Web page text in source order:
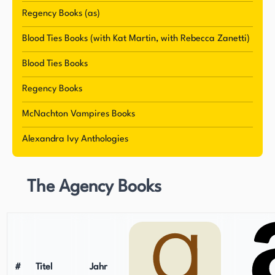
Ivys Liebe zum Lesen und Schreiben begann in
jungen Jahren und sie folgt ihren Träumen
seither.
Regency Books (as)
Blood Ties Books (with Kat Martin, with Rebecca Zanetti)
Blood Ties Books
Regency Books
McNachton Vampires Books
Alexandra Ivy Anthologies
The Agency Books
# Titel Jahr